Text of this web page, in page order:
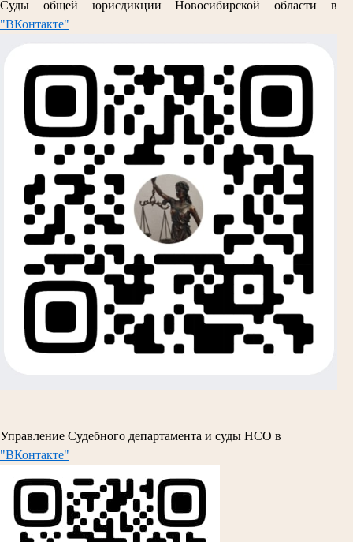
Суды общей юрисдикции Новосибирской области в
"ВКонтакте"
Управление Судебного департамента и суды НСО в
"ВКонтакте"